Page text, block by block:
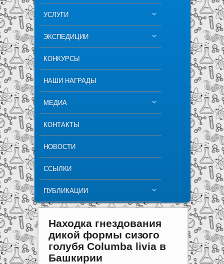
УСЛУГИ
ЭКСПЕДИЦИИ
КОНКУРСЫ
НАШИ НАГРАДЫ
МЕДИА
КОНТАКТЫ
НОВОСТИ
ССЫЛКИ
ПУБЛИКАЦИИ
Находка гнездования
дикой формы сизого
голубя Columba livia в
Башкирии